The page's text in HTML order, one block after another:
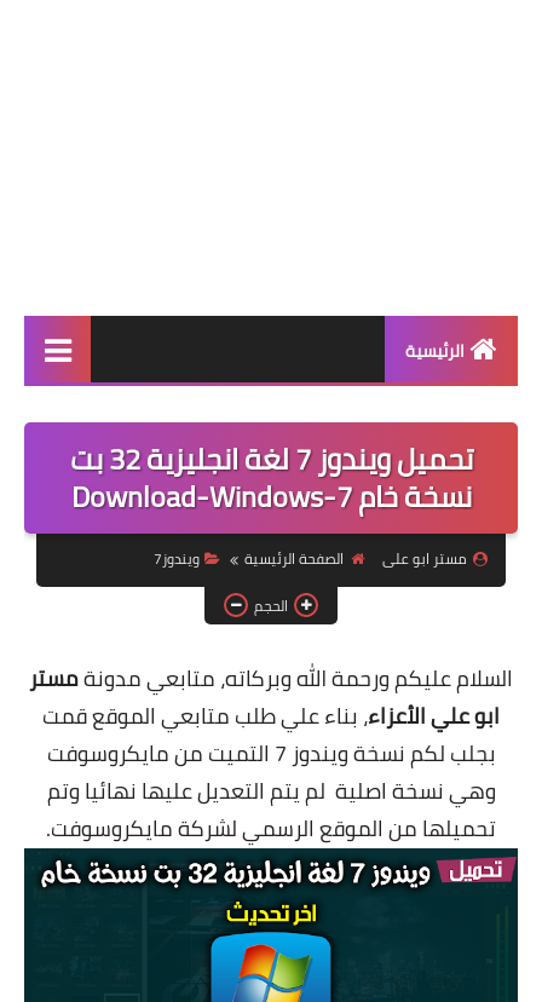
الرئيسية
ويندوز 11
ويندوز 10
ويندوز 8.1
ويندوز 7
ويندوز xp
اندرويد
ايفون
العاب
مراجعات
الربح من الانترنت
الحماية
تحميل ويندوز 7 لغة انجليزية 32 بت
نسخة خام Download-Windows-7
مستر ابو على الصفحة الرئيسية
ويندوز7
الحجم
السلام عليكم ورحمة الله وبركاته، متابعي مدونةمستر
ابو علي الأعزاء، بناء علي طلب متابعي الموقع قمت
بجلب لكم نسخة ويندوز 7 التميت من مايكروسوفت
وهي نسخة اصلية لم يتم التعديل عليها نهائيا وتم
تحميلها من الموقع الرسمي لشركة مايكروسوفت.